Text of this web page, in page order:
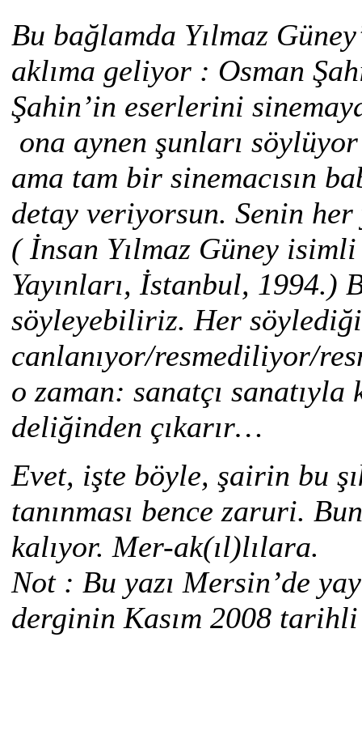
Bu bağlamda Yılmaz
aklıma geliyor : Osman
Şahin’in eserlerini
ona aynen şunları
ama tam bir sinemacısın
detay veriyorsun. Senin
( İnsan Yılmaz Güney
Yayınları, İstanbul, 1994.)
söyleyebiliriz. Her söylediği
canlanıyor/resmediliyor/
o zaman: sanatçı sanatıyla
deliğinden çıkarır…
Evet, işte böyle, şairin bu
tanınması bence zaruri.
kalıyor. Mer-ak(ıl)lılara.
Not : Bu yazı Mersin’de
derginin Kasım 2008